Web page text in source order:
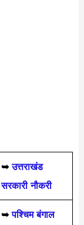
➥ उत्तराखंड
सरकारी नौकरी
➥ पश्चिम बंगाल